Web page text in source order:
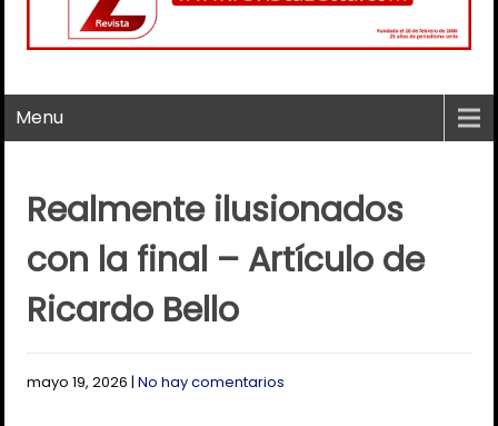
Menu
Realmente ilusionados
con la final – Artículo de
Ricardo Bello
mayo 19, 2026 |No hay comentarios